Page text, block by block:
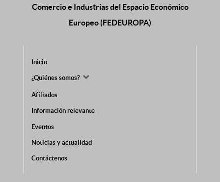
Comercio e Industrias del Espacio Económico
Europeo (FEDEUROPA)
Inicio
¿Quiénes somos?
Afiliados
Información relevante
Eventos
Noticias y actualidad
Contáctenos